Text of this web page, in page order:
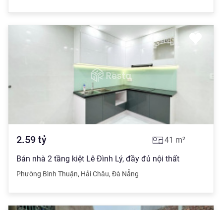
2.59 tỷ 41 m²
Bán nhà 2 tầng kiệt Lê Đình Lý, đầy đủ nội thất
Phường Bình Thuận, Hải Châu, Đà Nẵng